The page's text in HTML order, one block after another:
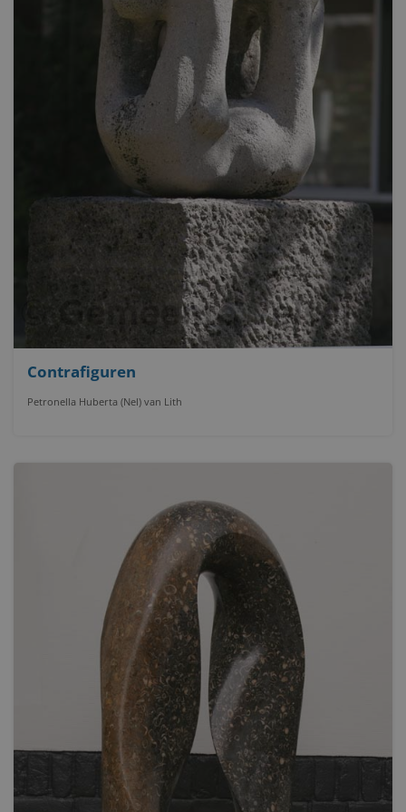
Contrafiguren
Petronella Huberta (Nel) van Lith